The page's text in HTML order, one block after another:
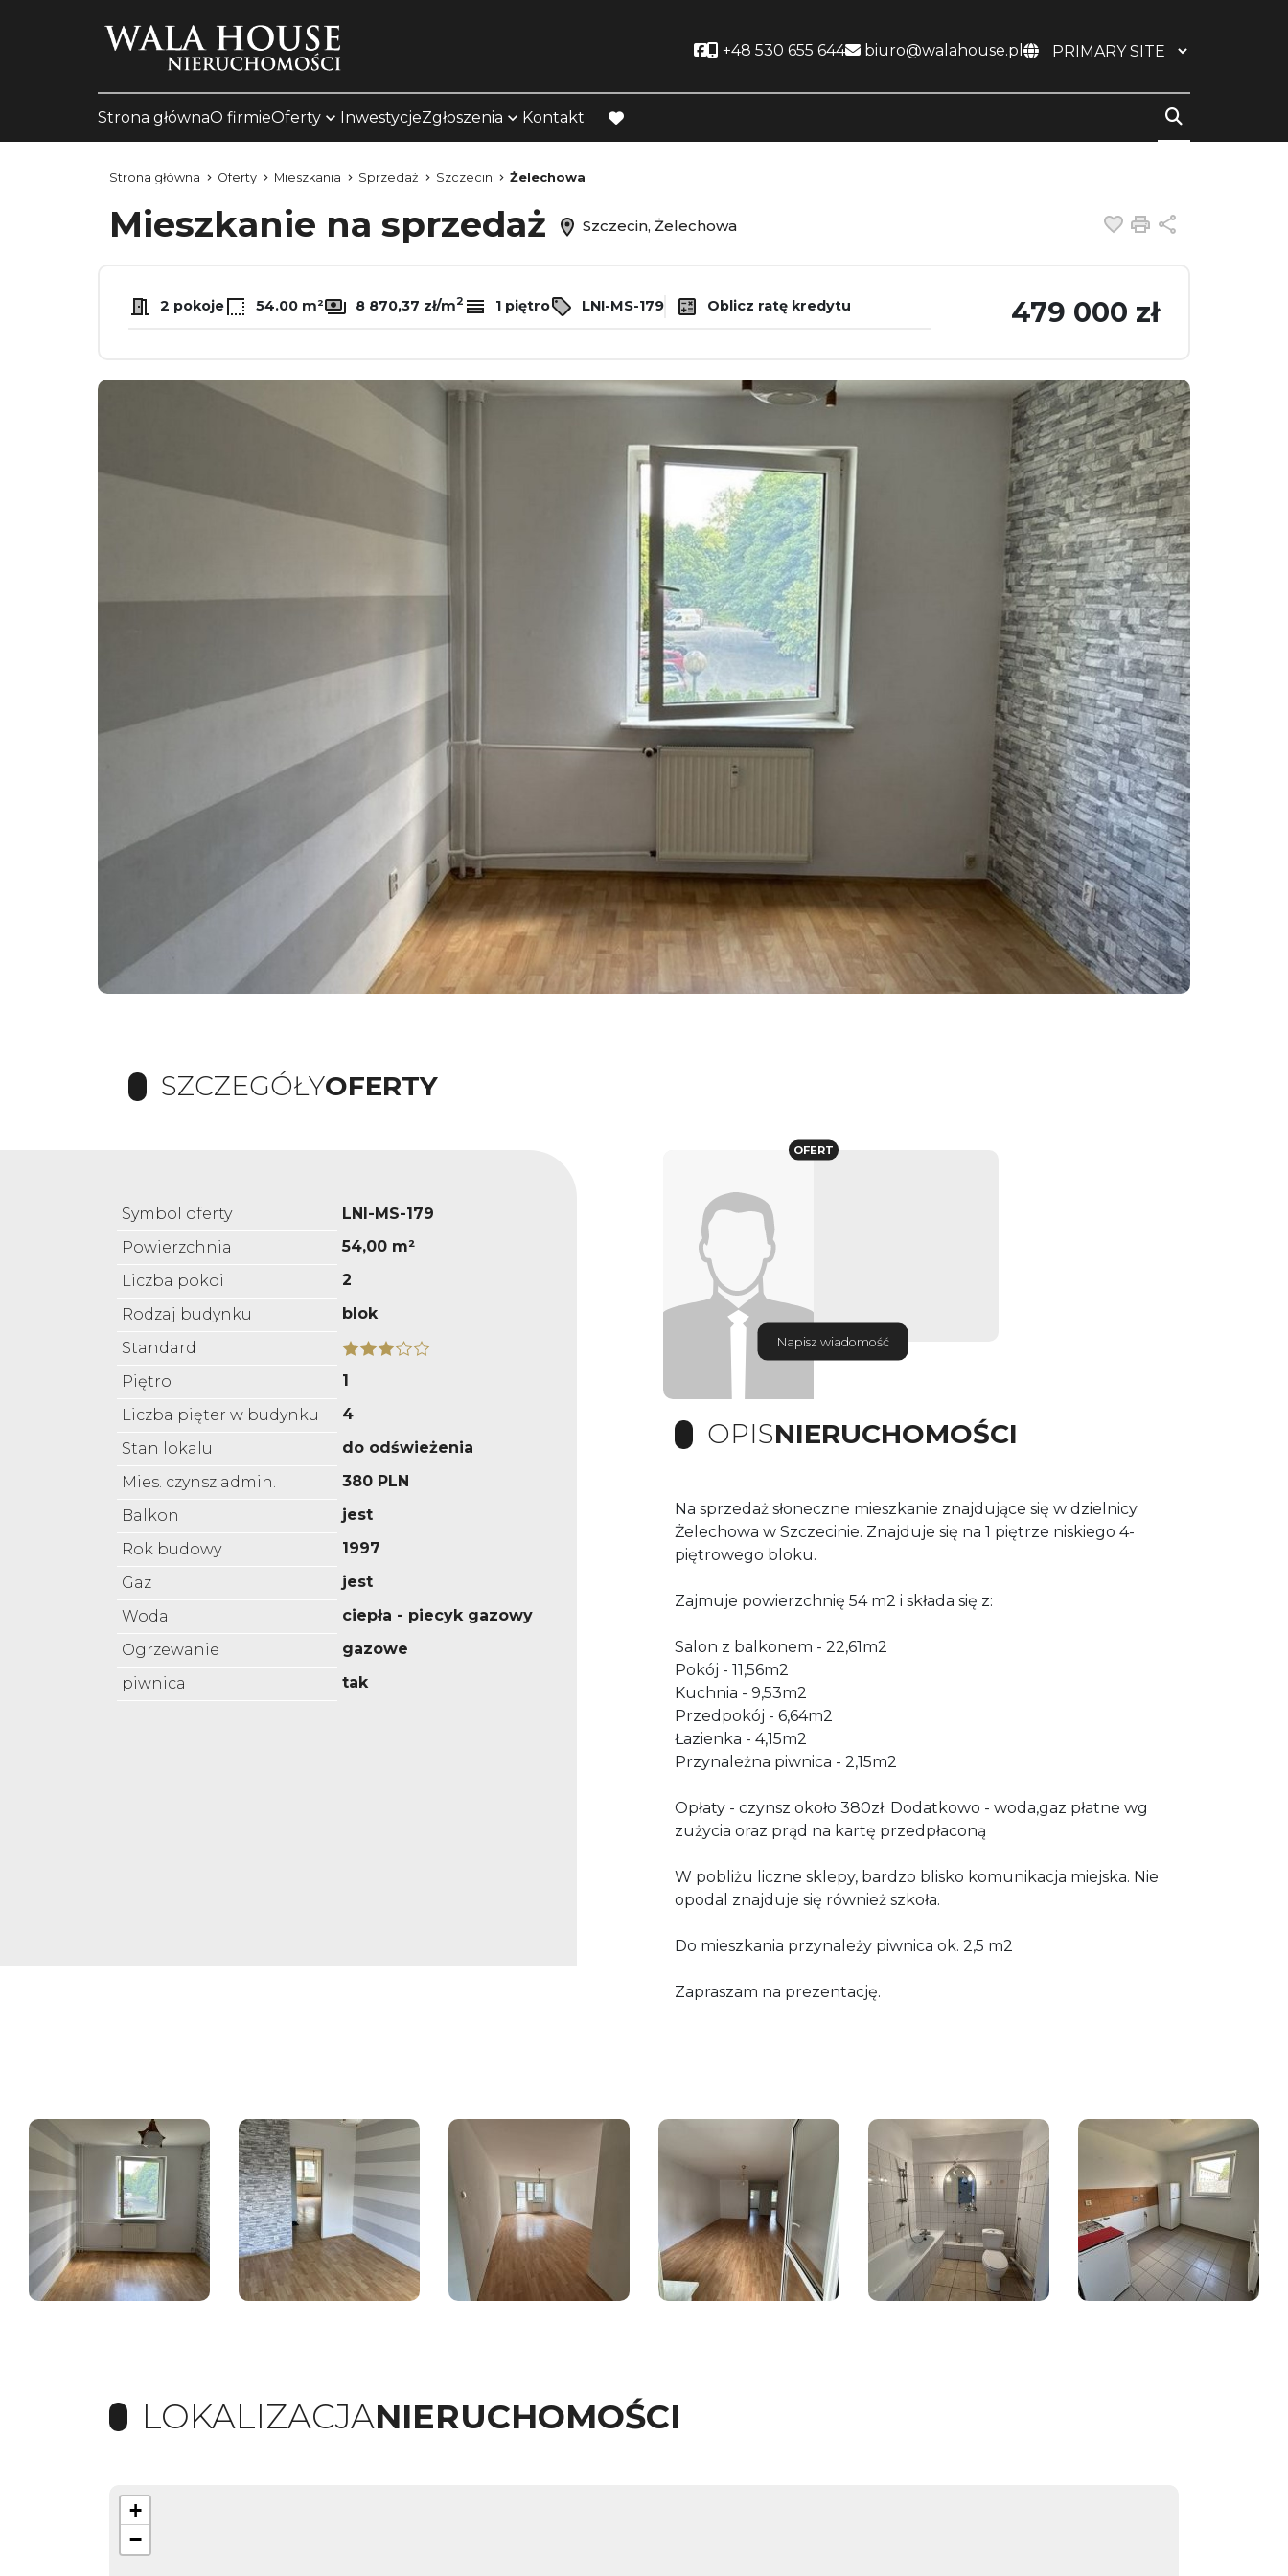
Social link
+48 530 655 644 biuro@walahouse.pl
Strona głównaO firmieOferty InwestycjeZgłoszenia Kontakt
favorite
Strona główna Oferty Mieszkania Sprzedaż Szczecin Żelechowa
Mieszkanie na sprzedaż Szczecin, Żelechowa Dodaj do
Drukuj
2 pokoje 54.00 m² 8 870,37 zł/m2 1 piętro LNI-MS-179 Oblicz ratę kredytu 479 000 zł
SZCZEGÓŁYOFERTY
Symbol oferty
LNI-MS-179
Powierzchnia
54,00 m²
Liczba pokoi
2
Rodzaj budynku
blok
Standard
Piętro
1
Liczba pięter w budynku
4
Stan lokalu
do odświeżenia
Mies. czynsz admin.
380 PLN
Balkon
jest
Rok budowy
1997
Gaz
jest
Woda
ciepła - piecyk gazowy
Ogrzewanie
gazowe
piwnica
tak
Napisz wiadomość
OFERT
OPISNIERUCHOMOŚCI
Na sprzedaż słoneczne mieszkanie znajdujące się w dzielnicy
Żelechowa w Szczecinie. Znajduje się na 1 piętrze niskiego 4-
piętrowego bloku.
Zajmuje powierzchnię 54 m2 i składa się z:
Salon z balkonem - 22,61m2
Pokój - 11,56m2
Kuchnia - 9,53m2
Przedpokój - 6,64m2
Łazienka - 4,15m2
Przynależna piwnica - 2,15m2
Opłaty - czynsz około 380zł. Dodatkowo - woda,gaz płatne wg
zużycia oraz prąd na kartę przedpłaconą
W pobliżu liczne sklepy, bardzo blisko komunikacja miejska. Nie
opodal znajduje się również szkoła.
Do mieszkania przynależy piwnica ok. 2,5 m2
Zapraszam na prezentację.
LOKALIZACJANIERUCHOMOŚCI
+
−